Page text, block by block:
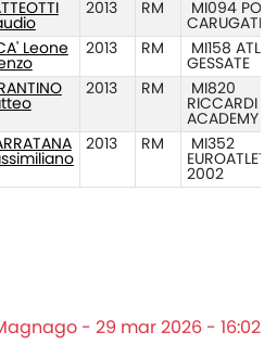
2013 RM
MI094 POL.
CARUGATE
Leone
2013 RM
MI158 ATL.
GESSATE
2013 RM
MI820
RICCARDI
ACADEMY
2013 RM
MI352
2002
- 29 mar 2026 - 16:02